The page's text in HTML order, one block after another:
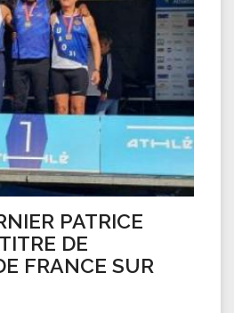
PATRICE
DE
FRANCE SUR